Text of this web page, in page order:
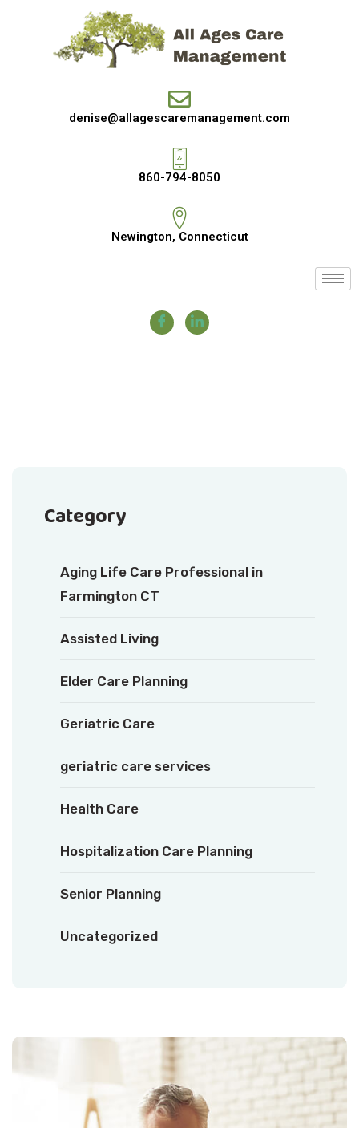
denise@allagescaremanagement.com
860-794-8050
Newington, Connecticut
Category
Aging Life Care Professional in
Farmington CT
Assisted Living
Elder Care Planning
Geriatric Care
geriatric care services
Health Care
Hospitalization Care Planning
Senior Planning
Uncategorized